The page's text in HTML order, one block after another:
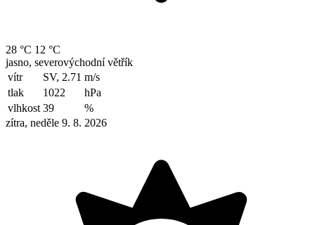
28 °C 12 °C
jasno, severovýchodní větřík
vítr
SV, 2.71 m/s
tlak
1022
hPa
vlhkost 39
%
zítra, neděle 9. 8. 2026